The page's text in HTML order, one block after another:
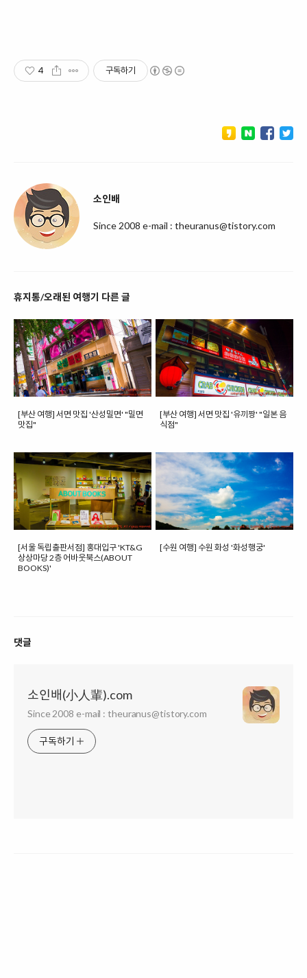
4 구독하기
소인배
Since 2008 e-mail : theuranus@tistory.com
휴지통/오래된 여행기 다른 글
[부산 여행] 서면 맛집 '산성밀면' "밀면
맛집"
[부산 여행] 서면 맛집 '유끼짱' "일본 음
식점"
[서울 독립출판서점] 홍대입구 'KT&G
상상마당 2층 어바웃북스(ABOUT
BOOKS)'
[수원 여행] 수원 화성 '화성행궁'
댓글
소인배(小人輩).com
Since 2008 e-mail : theuranus@tistory.com
구독하기